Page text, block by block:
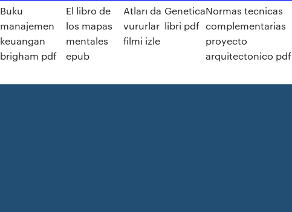
Buku
manajemen
keuangan
brigham pdf
El libro de
los mapas
mentales
epub
Atları da
vururlar
filmi izle
Genetica
libri pdf
Normas tecnicas
complementarias
proyecto
arquitectonico pdf